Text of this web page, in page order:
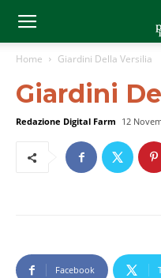
Home Giardini Della Versilia
Giardini
Redazione Digital Farm 12
Facebook